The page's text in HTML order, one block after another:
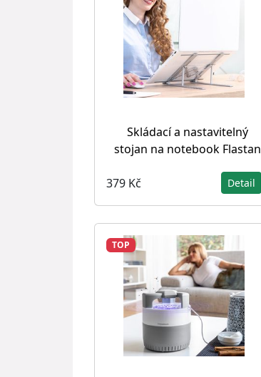
Skládací a nastavitelný
stojan na notebook Flastan
379 Kč Detail
TOP